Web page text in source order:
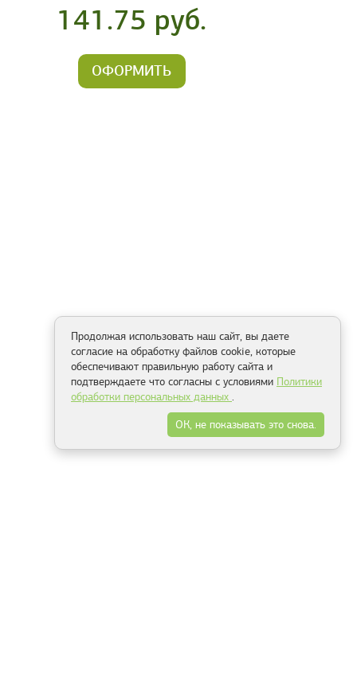
141.75 руб.
ОФОРМИТЬ
Продолжая использовать наш сайт, вы даете
согласие на обработку файлов cookie, которые
обеспечивают правильную работу сайта и
подтверждаете что согласны с условиями Политики
обработки персональных данных .
ОК, не показывать это снова.